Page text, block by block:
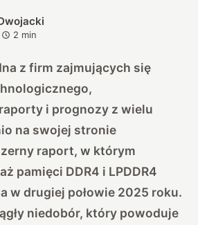
2 min
z firm zajmujących się
i prognozy z wielu
na swojej stronie
raport, w którym
pamięci DDR4 i LPDDR4
w drugiej połowie 2025 roku.
niedobór, który powoduje